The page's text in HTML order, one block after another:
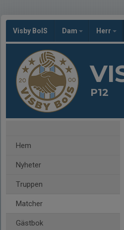
Visby BoIS Dam Herr
P12
Hem
Nyheter
Truppen
Matcher
Gästbok